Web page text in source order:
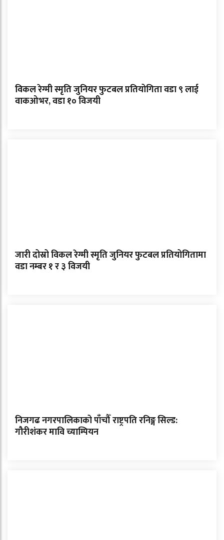
विकल रेग्मी स्मृति जुनियर फुटबल प्रतियोगिता वडा ९ लाई
वाकओभर, वडा १० विजयी
जारी दोस्रो विकल रेग्मी स्मृति जुनियर फुटबल प्रतियोगितामा
वडा नम्बर १ र ३ विजयी
निजगढ नगरपालिकाको पाँचौँ राष्ट्रपति रनिङ्ग सिल्ड:
गौरीशंकर मावि च्याम्पियन